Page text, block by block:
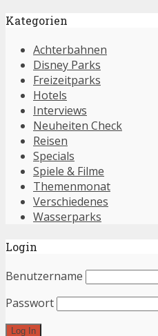
Kategorien
Achterbahnen
Disney Parks
Freizeitparks
Hotels
Interviews
Neuheiten Check
Reisen
Specials
Spiele & Filme
Themenmonat
Verschiedenes
Wasserparks
Login
Benutzername
Passwort